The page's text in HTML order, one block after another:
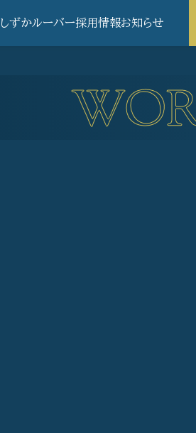
しずかルーバー採用情報お知らせ